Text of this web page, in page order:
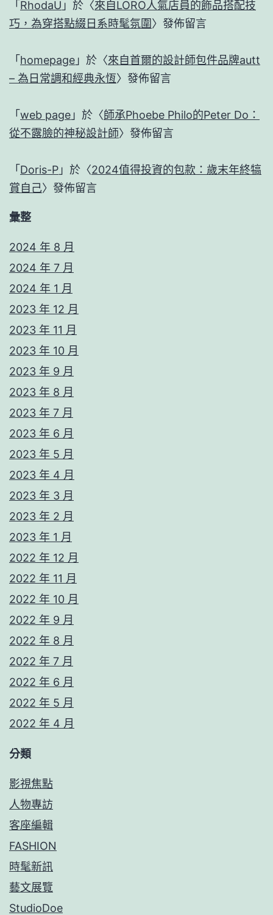
「RhodaU 」於〈來自LORO人氣店員的飾品搭配技
巧，為穿搭點綴日系時髦氛圍〉發佈留言
「homepage 」於〈來自首爾的設計師包件品牌autt
– 為日常調和經典永恆〉發佈留言
「web page 」於〈師承Phoebe Philo的Peter Do：
從不露臉的神秘設計師〉發佈留言
「Doris-P 」於〈2024值得投資的包款：歲末年終犒
賞自己〉發佈留言
彙整
2024 年 8 月
2024 年 7 月
2024 年 1 月
2023 年 12 月
2023 年 11 月
2023 年 10 月
2023 年 9 月
2023 年 8 月
2023 年 7 月
2023 年 6 月
2023 年 5 月
2023 年 4 月
2023 年 3 月
2023 年 2 月
2023 年 1 月
2022 年 12 月
2022 年 11 月
2022 年 10 月
2022 年 9 月
2022 年 8 月
2022 年 7 月
2022 年 6 月
2022 年 5 月
2022 年 4 月
分類
影視焦點
人物專訪
客座編輯
FASHION
時髦新訊
藝文展覽
StudioDoe